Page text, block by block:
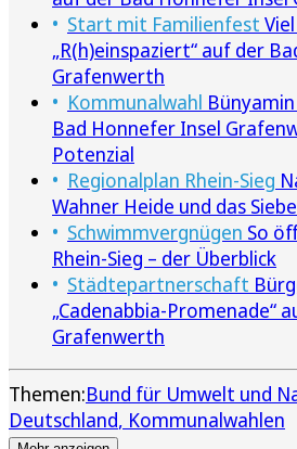
Start mit Familienfest
„R(h)einspaziert“ auf der
Grafenwerth
Kommunalwahl
Bad Honnefer Insel
Potenzial
Regionalplan Rhein-Sieg
Wahner Heide und das
Schwimmvergnügen So
Rhein-Sieg – der Überblick
Städtepartnerschaft
„Cadenabbia-Promenade“
Grafenwerth
Themen:Bund für Umwelt und
Deutschland Kommunalwahlen